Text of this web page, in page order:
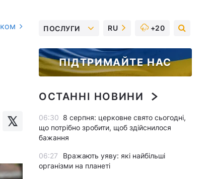
ПОСЛУГИ RU +20
ПІДТРИМАЙТЕ НАС
ОСТАННІ НОВИНИ
06:30 8 серпня: церковне свято сьогодні,
що потрібно зробити, щоб здійснилося
бажання
06:27
Вражають уяву: які найбільші
організми на планеті